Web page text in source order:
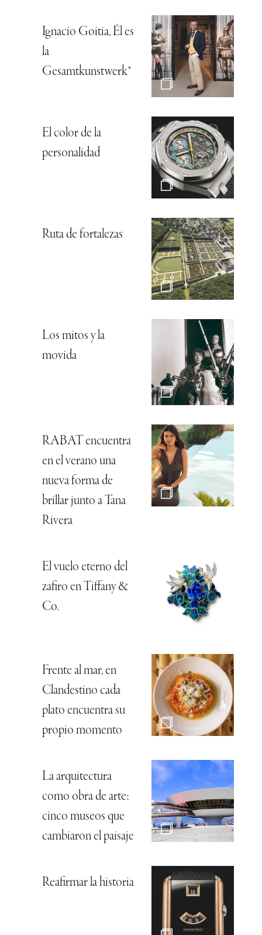
Ignacio Goitia, Él es
la
Gesamtkunstwerk*
El color de la
personalidad
Ruta de fortalezas
Los mitos y la
movida
RABAT encuentra
en el verano una
nueva forma de
brillar junto a Tana
Rivera
El vuelo eterno del
zafiro en Tiffany &
Co.
Frente al mar, en
Clandestino cada
plato encuentra su
propio momento
La arquitectura
como obra de arte:
cinco museos que
cambiaron el paisaje
Reafirmar la historia